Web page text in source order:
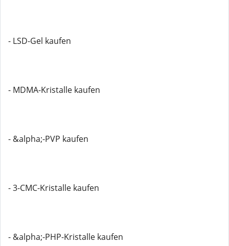
- LSD-Gel kaufen
- MDMA-Kristalle kaufen
- &alpha;-PVP kaufen
- 3-CMC-Kristalle kaufen
- &alpha;-PHP-Kristalle kaufen